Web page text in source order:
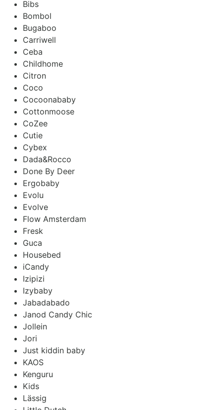
Bibs
Bombol
Bugaboo
Carriwell
Ceba
Childhome
Citron
Coco
Cocoonababy
Cottonmoose
CoZee
Cutie
Cybex
Dada&Rocco
Done By Deer
Ergobaby
Evolu
Evolve
Flow Amsterdam
Fresk
Guca
Housebed
iCandy
Izipizi
Izybaby
Jabadabado
Janod Candy Chic
Jollein
Jori
Just kiddin baby
KAOS
Kenguru
Kids
Lässig